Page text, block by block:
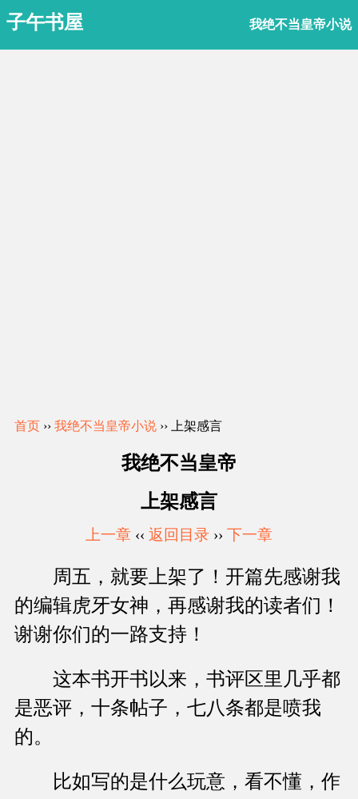
子午书屋 我绝不当皇帝小说
首页 ›› 我绝不当皇帝小说 ›› 上架感言
我绝不当皇帝
上架感言
上一章 ‹‹ 返回目录 ›› 下一章
周五，就要上架了！开篇先感谢我
的编辑虎牙女神，再感谢我的读者们！
谢谢你们的一路支持！
这本书开书以来，书评区里几乎都
是恶评，十条帖子，七八条都是喷我
的。
比如写的是什么玩意，看不懂，作